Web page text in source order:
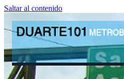
Saltar al contenido